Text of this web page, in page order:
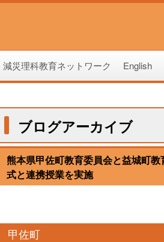
減災理科教育ネットワーク English
ブログアーカイブ
熊本県甲佐町教育委員会と益城町
式と連携授業を実施
甲佐町